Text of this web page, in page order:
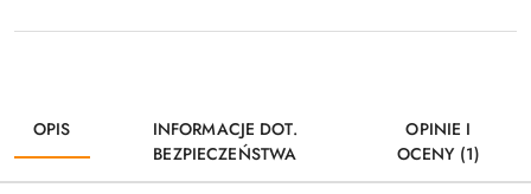
OPIS
INFORMACJE DOT.
BEZPIECZEŃSTWA
OPINIE I
OCENY (1)